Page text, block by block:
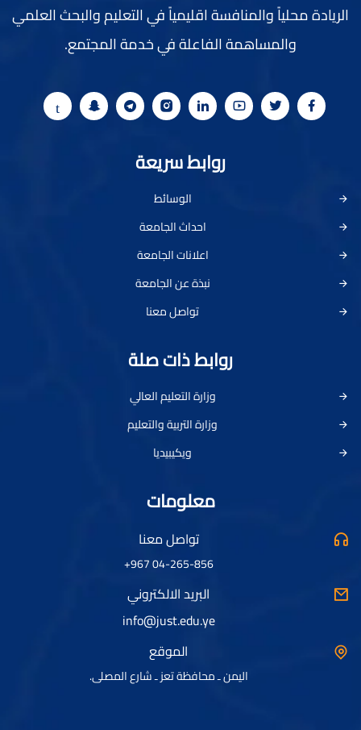
الريادة محلياً والمنافسة اقليمياً في التعليم والبحث العلمي
والمساهمة الفاعلة في خدمة المجتمع.
روابط سريعة
الوسائط
احداث الجامعة
اعلانات الجامعة
نبذة عن الجامعة
تواصل معنا
روابط ذات صلة
وزارة التعليم العالي
وزارة التربية والتعليم
ويكيبيديا
معلومات
تواصل معنا
04-265-856 967+
البريد الالكتروني
info@just.edu.ye
الموقع
اليمن ـ محافظة تعز ـ شارع المصلى.